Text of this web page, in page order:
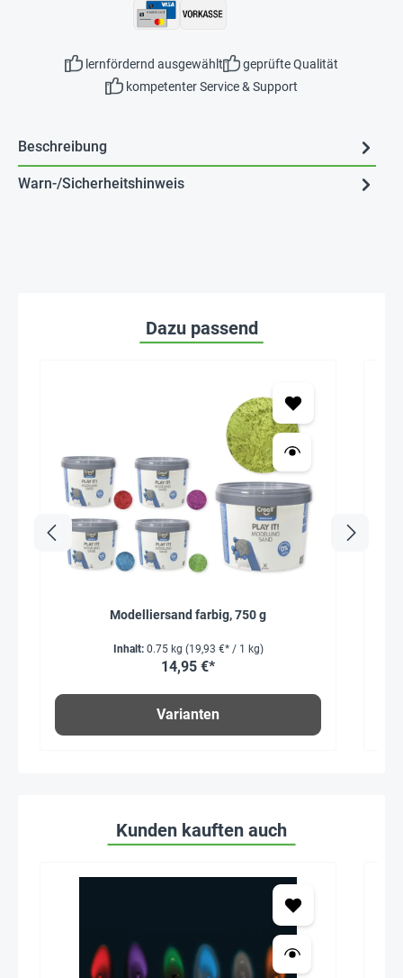
lernfördernd ausgewählt
geprüfte Qualität
kompetenter Service & Support
Beschreibung
Warn-/Sicherheitshinweis
Dazu passend
Modelliersand farbig, 750 g
Inhalt: 0.75 kg (19,93 €* / 1 kg)
14,95 €*
Varianten
Kunden kauften auch